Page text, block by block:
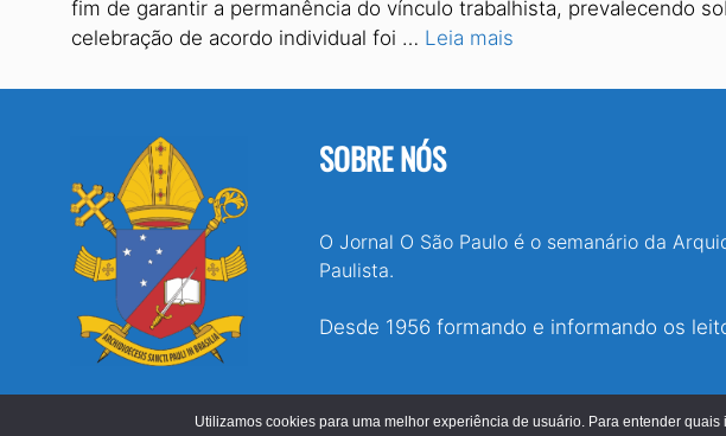
fim de garantir a permanência do vínculo trabalhista, prevalecendo
celebração de acordo individual foi … Leia mais
SOBRE NÓS
O Jornal O São Paulo é o semanário da
Paulista.
Desde 1956 formando e informando os
©
Utilizamos cookies para uma melhor experiência de usuário. Para entender